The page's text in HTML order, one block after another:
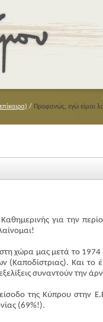
/ Προφανώς, εγώ είμαι
για την
χώρα μας μετά το
(Καποδίστριας). Και
συναντούν την
της Κύπρου στην
(69%!).